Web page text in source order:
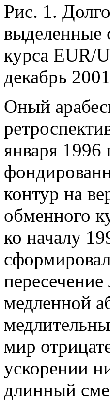
Рис. 1.
выделенные
курса EUR/
декабрь
Оный
января 1996
контур на
обменного
ко началу
медленной
мир
ускорении
длинный